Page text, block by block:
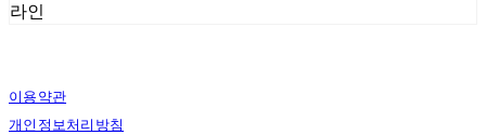
라인
이용약관
개인정보처리방침